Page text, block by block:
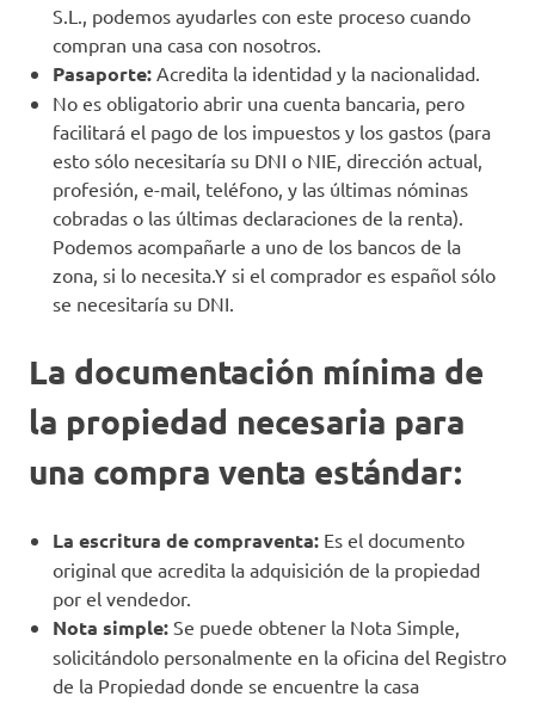
S.L., podemos ayudarles con este proceso cuando
compran una casa con nosotros.
Pasaporte: Acredita la identidad y la nacionalidad.
No es obligatorio abrir una cuenta bancaria, pero
facilitará el pago de los impuestos y los gastos (para
esto sólo necesitaría su DNI o NIE, dirección actual,
profesión, e-mail, teléfono, y las últimas nóminas
cobradas o las últimas declaraciones de la renta).
Podemos acompañarle a uno de los bancos de la
zona, si lo necesita.Y si el comprador es español sólo
se necesitaría su DNI.
La documentación mínima de
la propiedad necesaria para
una compra venta estándar:
La escritura de compraventa: Es el documento
original que acredita la adquisición de la propiedad
por el vendedor.
Nota simple: Se puede obtener la Nota Simple,
solicitándolo personalmente en la oficina del Registro
de la Propiedad donde se encuentre la casa